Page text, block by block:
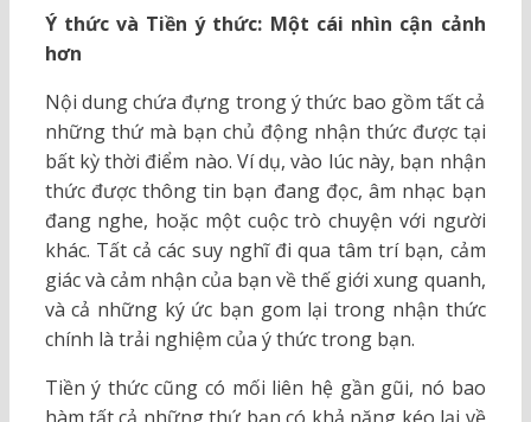
Ý thức và Tiền ý thức: Một cái nhìn cận cảnh
hơn
Nội dung chứa đựng trong ý thức bao gồm tất cả
những thứ mà bạn chủ động nhận thức được tại
bất kỳ thời điểm nào. Ví dụ, vào lúc này, bạn nhận
thức được thông tin bạn đang đọc, âm nhạc bạn
đang nghe, hoặc một cuộc trò chuyện với người
khác. Tất cả các suy nghĩ đi qua tâm trí bạn, cảm
giác và cảm nhận của bạn về thế giới xung quanh,
và cả những ký ức bạn gom lại trong nhận thức
chính là trải nghiệm của ý thức trong bạn.
Tiền ý thức cũng có mối liên hệ gần gũi, nó bao